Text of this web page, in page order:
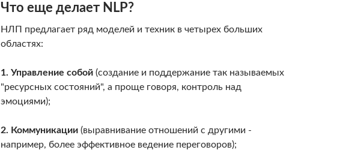
Что еще делает NLP?
НЛП предлагает ряд моделей и техник в четырех больших
областях:
1. Управление собой (создание и поддержание так называемых
"ресурсных состояний", а проще говоря, контроль над
эмоциями);
2. Коммуникации (выравнивание отношений с другими -
например, более эффективное ведение переговоров);